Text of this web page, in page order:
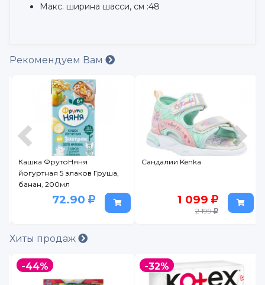
Макс. ширина шасси, см :48
Рекомендуем Вам
Кашка ФрутоНяня
йогуртная 5 злаков Груша,
банан, 200мл
72.90
Сандалии Kenka
1 099
2 199
Хиты продаж
-44% -32%